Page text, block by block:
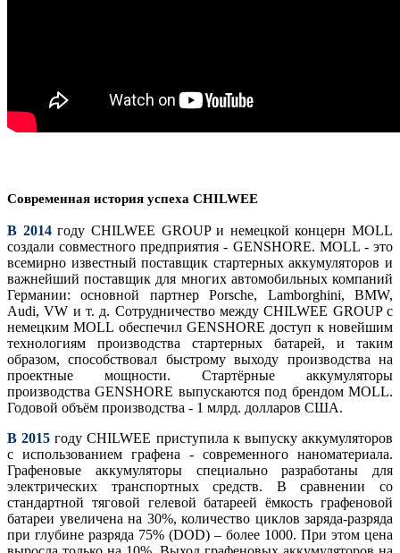
Современная история успеха CHILWEE
В 2014 году CHILWEE GROUP и немецкой концерн MOLL
создали совместного предприятия - GENSHORE. MOLL - это
всемирно известный поставщик стартерных аккумуляторов и
важнейший поставщик для многих автомобильных компаний
Германии: основной партнер Porsche, Lamborghini, BMW,
Audi, VW и т. д. Сотрудничество между CHILWEE GROUP с
немецким MOLL обеспечил GENSHORE доступ к новейшим
технологиям производства стартерных батарей, и таким
образом, способствовал быстрому выходу производства на
проектные мощности. Стартёрные аккумуляторы
производства GENSHORE выпускаются под брендом MOLL.
Годовой объём производства - 1 млрд. долларов США.
В 2015 году CHILWEE приступила к выпуску аккумуляторов
с использованием графена - современного наноматериала.
Графеновые аккумуляторы специально разработаны для
электрических транспортных средств. В сравнении со
стандартной тяговой гелевой батареей ёмкость графеновой
батареи увеличена на 30%, количество циклов заряда-разряда
при глубине разряда 75% (DOD) – более 1000. При этом цeна